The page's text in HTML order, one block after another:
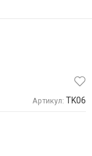
Артикул: TK06